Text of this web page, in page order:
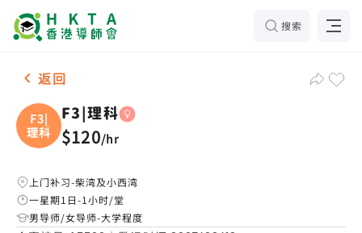
搜索
女-1名 F3|理科，柴湾及小西湾 补习推介
返回
F3|
理科
F3|理科
$120/hr
上门补习-柴湾及小西湾
一星期1日-1小时/堂
男导师/女导师-大学程度